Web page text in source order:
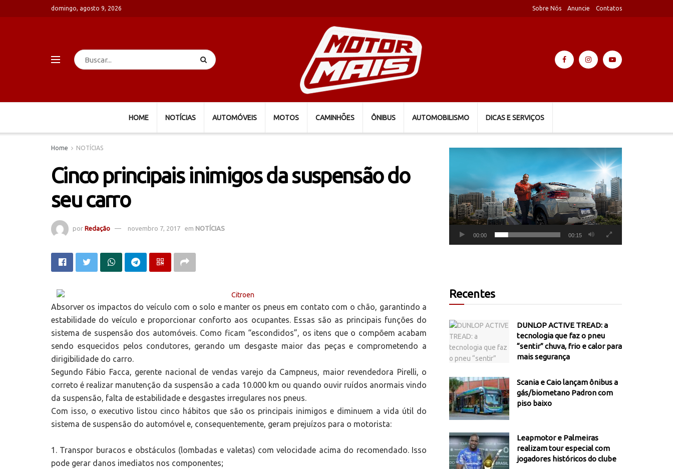
domingo, agosto 9, 2026 Sobre Nós Anuncie Contatos
HOME NOTÍCIAS AUTOMÓVEIS MOTOS CAMINHÕES ÔNIBUS AUTOMOBILISMO DICAS E SERVIÇOS
Home NOTÍCIAS
Cinco principais inimigos da suspensão do
seu carro
por Redação novembro 7, 2017 em NOTÍCIAS
Absorver os impactos do veículo com o solo e manter os pneus em contato com o chão, garantindo a
estabilidade do veículo e proporcionar conforto aos ocupantes. Essas são as principais funções do
sistema de suspensão dos automóveis. Como ficam “escondidos”, os itens que o compõem acabam
sendo esquecidos pelos condutores, gerando um desgaste maior das peças e comprometendo a
dirigibilidade do carro.
Segundo Fábio Facca, gerente nacional de vendas varejo da Campneus, maior revendedora Pirelli, o
correto é realizar manutenção da suspensão a cada 10.000 km ou quando ouvir ruídos anormais vindo
da suspensão, falta de estabilidade e desgastes irregulares nos pneus.
Com isso, o executivo listou cinco hábitos que são os principais inimigos e diminuem a vida útil do
sistema de suspensão do automóvel e, consequentemente, geram prejuízos para o motorista:
1. Transpor buracos e obstáculos (lombadas e valetas) com velocidade acima do recomendado. Isso
pode gerar danos imediatos nos componentes;
00:00 00:15
Recentes
DUNLOP ACTIVE TREAD: a
tecnologia que faz o pneu
“sentir” chuva, frio e calor para
mais segurança
Scania e Caio lançam ônibus a
gás/biometano Padron com
piso baixo
Leapmotor e Palmeiras
realizam tour especial com
jogadores históricos do clube